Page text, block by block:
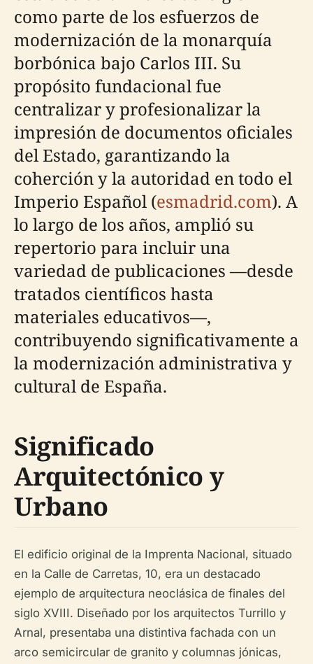
como parte de los esfuerzos de
modernización de la monarquía
borbónica bajo Carlos III. Su
propósito fundacional fue
centralizar y profesionalizar la
impresión de documentos oficiales
del Estado, garantizando la
coherción y la autoridad en todo el
Imperio Español (esmadrid.com). A
lo largo de los años, amplió su
repertorio para incluir una
variedad de publicaciones —desde
tratados científicos hasta
materiales educativos—,
contribuyendo significativamente a
la modernización administrativa y
cultural de España.
Significado
Arquitectónico y
Urbano
El edificio original de la Imprenta Nacional, situado
en la Calle de Carretas, 10, era un destacado
ejemplo de arquitectura neoclásica de finales del
siglo XVIII. Diseñado por los arquitectos Turrillo y
Arnal, presentaba una distintiva fachada con un
arco semicircular de granito y columnas jónicas,